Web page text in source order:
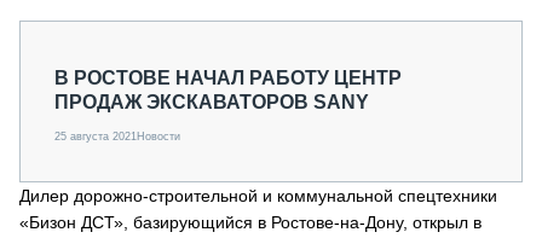
О ПРОЕКТЕ
В РОСТОВЕ НАЧАЛ РАБОТУ ЦЕНТР
ПРОДАЖ ЭКСКАВАТОРОВ SANY
25 августа 2021Новости
Дилер дорожно-строительной и коммунальной спецтехники
«Бизон ДСТ», базирующийся в Ростове-на-Дону, открыл в